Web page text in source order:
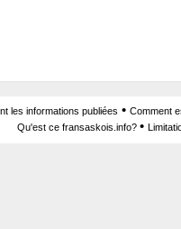
les informations publiées • Comment
Qu'est ce fransaskois.info? •